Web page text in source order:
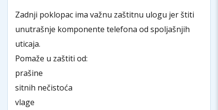
Zadnji poklopac ima važnu zaštitnu ulogu jer štiti
unutrašnje komponente telefona od spoljašnjih
uticaja.
Pomaže u zaštiti od:
prašine
sitnih nečistoća
vlage